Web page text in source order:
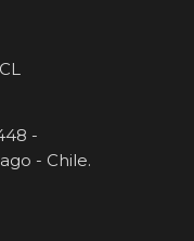
-
- Chile.